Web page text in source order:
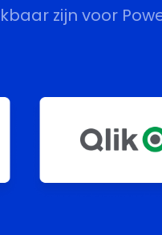
zijn voor